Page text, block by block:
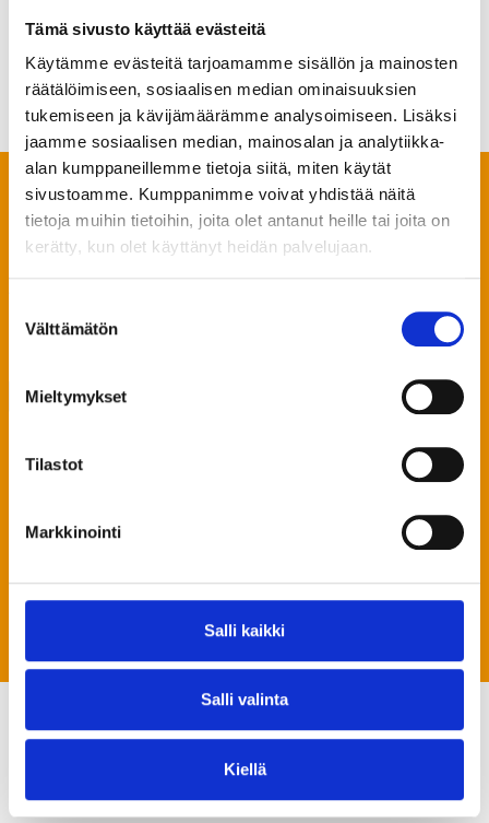
Tämä sivusto käyttää evästeitä
Käytämme evästeitä tarjoamamme sisällön ja mainosten
räätälöimiseen, sosiaalisen median ominaisuuksien
tukemiseen ja kävijämäärämme analysoimiseen. Lisäksi
jaamme sosiaalisen median, mainosalan ja analytiikka-
alan kumppaneillemme tietoja siitä, miten käytät
sivustoamme. Kumppanimme voivat yhdistää näitä
tietoja muihin tietoihin, joita olet antanut heille tai joita on
kerätty, kun olet käyttänyt heidän palvelujaan.
valinta
Välttämätön
Mieltymykset
Tilastot
Markkinointi
Salli kaikki
Salli valinta
Kiellä
TOIMI
AJOISSA
muistot talteen
KYSY LISÄÄ ⟶
halusin varmistaa, että voin katsella ja jakaa
niitä myös tulevaisuudessa. Digiversumin
palvelu tarjosi täydellisen ratkaisun tähän
tarpeeseen. Kiitos Jan!